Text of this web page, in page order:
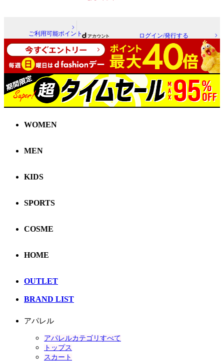
ご利用可能ポイント ログイン/発行する
WOMEN
MEN
KIDS
SPORTS
COSME
HOME
OUTLET
BRAND LIST
アパレル
アパレルカテゴリすべて
トップス
スカート